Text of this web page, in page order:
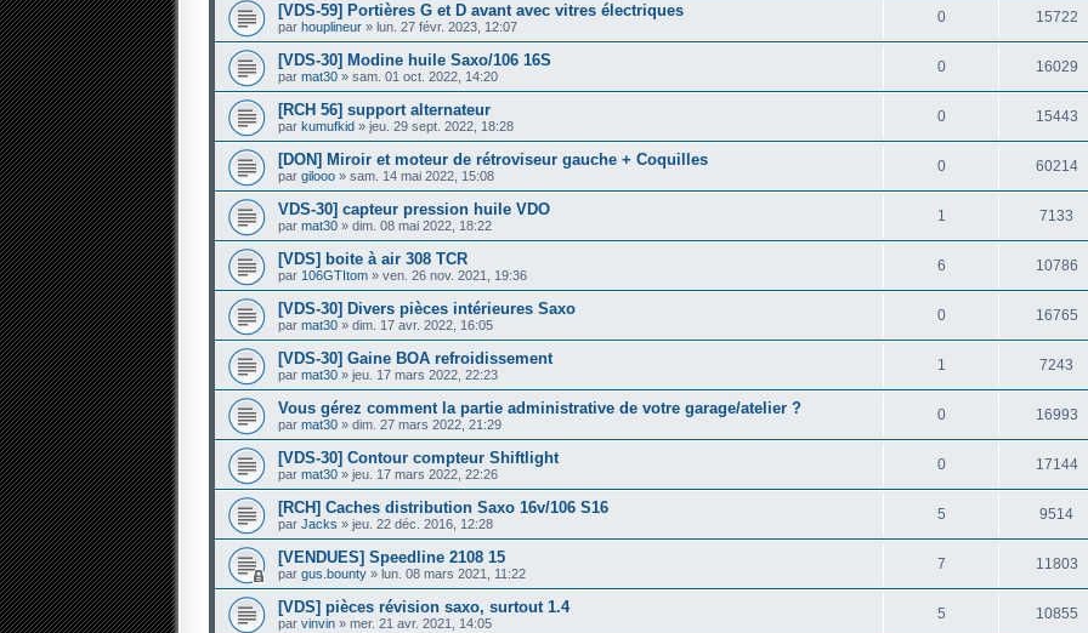
[VDS-59] Portières G et D avant avec vitres électriques
par houplineur » lun. 27 févr. 2023, 12:07
0 15722
[VDS-30] Modine huile Saxo/106 16S
par mat30 » sam. 01 oct. 2022, 14:20
0 16029
[RCH 56] support alternateur
par kumufkid » jeu. 29 sept. 2022, 18:28
0 15443
[DON] Miroir et moteur de rétroviseur gauche + Coquilles
par gilooo » sam. 14 mai 2022, 15:08
0 60214
VDS-30] capteur pression huile VDO
par mat30 » dim. 08 mai 2022, 18:22
1 7133
[VDS] boite à air 308 TCR
par 106GTItom » ven. 26 nov. 2021, 19:36
6 10786
[VDS-30] Divers pièces intérieures Saxo
par mat30 » dim. 17 avr. 2022, 16:05
0 16765
[VDS-30] Gaine BOA refroidissement
par mat30 » jeu. 17 mars 2022, 22:23
1 7243
Vous gérez comment la partie administrative de votre garage/atelier ?
par mat30 » dim. 27 mars 2022, 21:29
0 16993
[VDS-30] Contour compteur Shiftlight
par mat30 » jeu. 17 mars 2022, 22:26
0 17144
[RCH] Caches distribution Saxo 16v/106 S16
par Jacks » jeu. 22 déc. 2016, 12:28
5 9514
[VENDUES] Speedline 2108 15
par gus.bounty » lun. 08 mars 2021, 11:22
7 11803
[VDS] pièces révision saxo, surtout 1.4
par vinvin » mer. 21 avr. 2021, 14:05
5 10855